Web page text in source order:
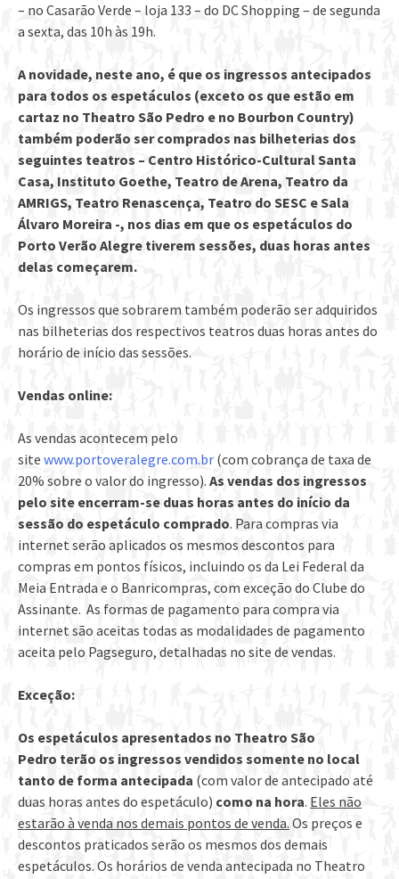
– no Casarão Verde – loja 133 – do DC Shopping – de segunda
a sexta, das 10h às 19h.
A novidade, neste ano, é que os ingressos antecipados
para todos os espetáculos (exceto os que estão em
cartaz no Theatro São Pedro e no Bourbon Country)
também poderão ser comprados nas bilheterias dos
seguintes teatros – Centro Histórico-Cultural Santa
Casa, Instituto Goethe, Teatro de Arena, Teatro da
AMRIGS, Teatro Renascença, Teatro do SESC e Sala
Álvaro Moreira -, nos dias em que os espetáculos do
Porto Verão Alegre tiverem sessões, duas horas antes
delas começarem.
Os ingressos que sobrarem também poderão ser adquiridos
nas bilheterias dos respectivos teatros duas horas antes do
horário de início das sessões.
Vendas online:
As vendas acontecem pelo
site www.portoveralegre.com.br (com cobrança de taxa de
20% sobre o valor do ingresso). As vendas dos ingressos
pelo site encerram-se duas horas antes do início da
sessão do espetáculo comprado. Para compras via
internet serão aplicados os mesmos descontos para
compras em pontos físicos, incluindo os da Lei Federal da
Meia Entrada e o Banricompras, com exceção do Clube do
Assinante. As formas de pagamento para compra via
internet são aceitas todas as modalidades de pagamento
aceita pelo Pagseguro, detalhadas no site de vendas.
Exceção:
Os espetáculos apresentados no Theatro São
Pedro terão os ingressos vendidos somente no local
tanto de forma antecipada (com valor de antecipado até
duas horas antes do espetáculo) como na hora. Eles não
estarão à venda nos demais pontos de venda. Os preços e
descontos praticados serão os mesmos dos demais
espetáculos. Os horários de venda antecipada no Theatro